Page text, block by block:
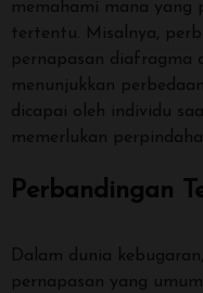
memahami mana
tertentu. Misalnya,
pernapasan diafragma
menunjukkan
dicapai oleh individu
memerlukan
Perbandingan
Dalam dunia
pernapasan yang